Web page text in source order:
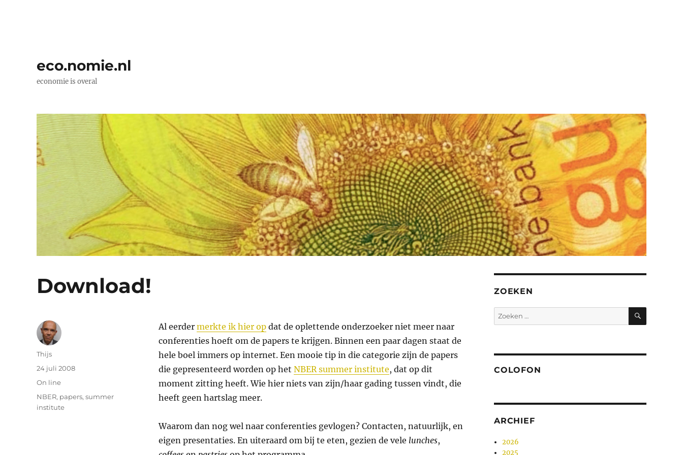
eco.nomie.nl
economie is overal
Download!
Al eerder merkte ik hier op dat de oplettende onderzoeker niet meer naar
conferenties hoeft om de papers te krijgen. Binnen een paar dagen staat de
hele boel immers op internet. Een mooie tip in die categorie zijn de papers
die gepresenteerd worden op het NBER summer institute, dat op dit
moment zitting heeft. Wie hier niets van zijn/haar gading tussen vindt, die
heeft geen hartslag meer.
Waarom dan nog wel naar conferenties gevlogen? Contacten, natuurlijk, en
eigen presentaties. En uiteraard om bij te eten, gezien de vele lunches,
Auteur
Thijs
Geplaatst
24 juli 2008
Categorieën
On line
Tags
NBER, papers, summer
institute
ZOEKEN
Zoeken
naar:
ZOEKEN
COLOFON
ARCHIEF
2026
2025